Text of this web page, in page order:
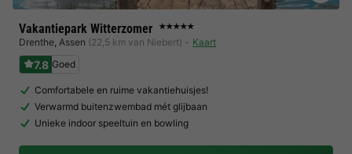
Vakantiepark Witterzomer ★★★★★
Drenthe, Assen (22,5 km van Niebert) Kaart
7.8 Goed
Comfortabele en ruime vakantiehuisjes!
Verwarmd buitenzwembad mét glijbaan
Unieke indoor speeltuin en bowling